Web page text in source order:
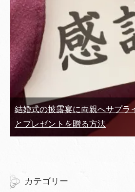
結婚式の披露宴に両親へサプラ
とプレゼントを贈る方法
カテゴリー